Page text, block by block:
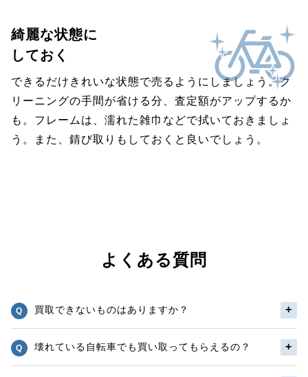
綺麗な状態に
しておく
できるだけきれいな状態で売るようにしましょう。ク
リーニングの手間が省ける分、査定額がアップするか
も。フレームは、濡れた雑巾などで拭いておきましょ
う。また、錆び取りもしておくと良いでしょう。
よくある質問
買取できないものはありますか？
壊れている自転車でも買い取ってもらえるの？